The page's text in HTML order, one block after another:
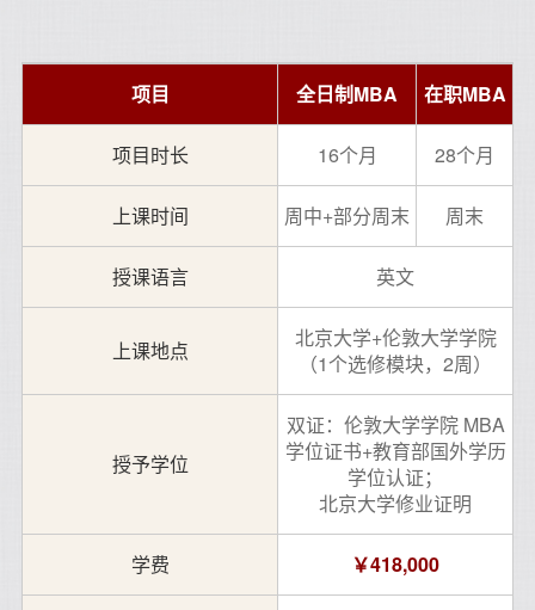
项目 全日制MBA 在职MBA
项目时长 16个月 28个月
上课时间 周中+部分周末 周末
授课语言 英文
上课地点
北京大学+伦敦大学学院
（1个选修模块，2周）
授予学位
双证：伦敦大学学院 MBA
学位证书+教育部国外学历
学位认证；
北京大学修业证明
学费 ￥418,000